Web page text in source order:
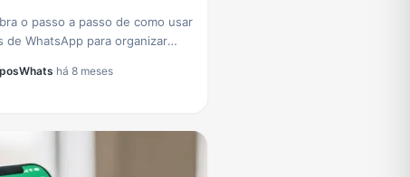
o passo a passo de como usar
de WhatsApp para organizar
sua comunidade com
·há 8 meses